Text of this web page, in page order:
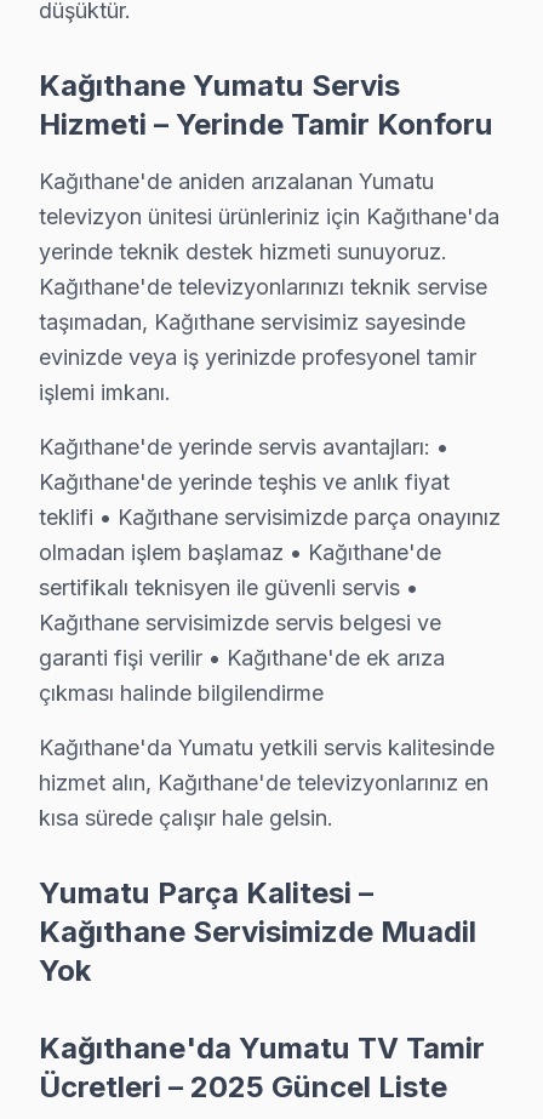
• Panel (ekran) değişimi: ₺1.500 – ₺8.000 (boyut ve
• Güç kartı (power board) tamiri: ₺400 – ₺1.200
• Ses kartı/hoparlör tamiri: ₺300 – ₺700
• Anakart tamiri/değişimi: ₺500 – ₺1.800
Kağıthane'de fiyata dahil olanlar:
• Arıza tespiti (teşhis)
• İşçilik maliyeti
• 2 yıl garanti (parça + işçilik)
Kağıthane'da Yumatu görüntüleme sistemi için fiyat
Kağıthane Yumatu TV Teknik Destek
Kağıthane'de Yumatu televizyon sahiplerine
LED/LCD Panel ve Ekran Onarımı: Renk
Kart Düzeyinde Tamir: Ana kart, güç kartı ve T-Con
Smart ekran Platform Sorunları: TV ve Reparasyon
» Kağıthane genelinde mobil servis ekibimizle
Yumatu Servisi Garanti ve Sonrası Destek
Kağıthane Yumatu panel müşterilerimize verdiğimiz
• 6 aylık işçilik güvencesi: Kağıthane'de Yumatu
• Yumatu yedek parça garantisi: Kağıthane'de
• bu TV akıllı TV tamiri sonrası işçilik garantimiz
• Kağıthane Yumatu sonrası destek: Merak ettiğinizde
düşüktür.
Kağıthane Yumatu Servis
Hizmeti – Yerinde Tamir Konforu
Kağıthane'de aniden arızalanan Yumatu
televizyon ünitesi ürünleriniz için Kağıthane'da
yerinde teknik destek hizmeti sunuyoruz.
Kağıthane'de televizyonlarınızı teknik servise
taşımadan, Kağıthane servisimiz sayesinde
evinizde veya iş yerinizde profesyonel tamir
işlemi imkanı.
Kağıthane'de yerinde servis avantajları: •
Kağıthane'de yerinde teşhis ve anlık fiyat
teklifi • Kağıthane servisimizde parça onayınız
olmadan işlem başlamaz • Kağıthane'de
sertifikalı teknisyen ile güvenli servis •
Kağıthane servisimizde servis belgesi ve
garanti fişi verilir • Kağıthane'de ek arıza
çıkması halinde bilgilendirme
Kağıthane'da Yumatu yetkili servis kalitesinde
hizmet alın, Kağıthane'de televizyonlarınız en
kısa sürede çalışır hale gelsin.
Yumatu Parça Kalitesi –
Kağıthane Servisimizde Muadil
Yok
Kağıthane'da Yumatu TV Tamir
Ücretleri – 2025 Güncel Liste